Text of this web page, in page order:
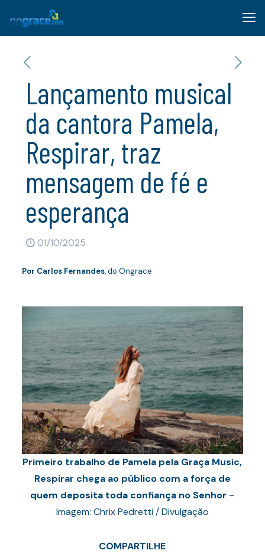
Lançamento musical
da cantora Pamela,
Respirar, traz
mensagem de fé e
esperança
01/10/2025
Por Carlos Fernandes, do Ongrace
Primeiro trabalho de Pamela pela Graça Music,
Respirar chega ao público com a força de
quem deposita toda confiança no Senhor –
Imagem: Chrix Pedretti / Divulgação
COMPARTILHE